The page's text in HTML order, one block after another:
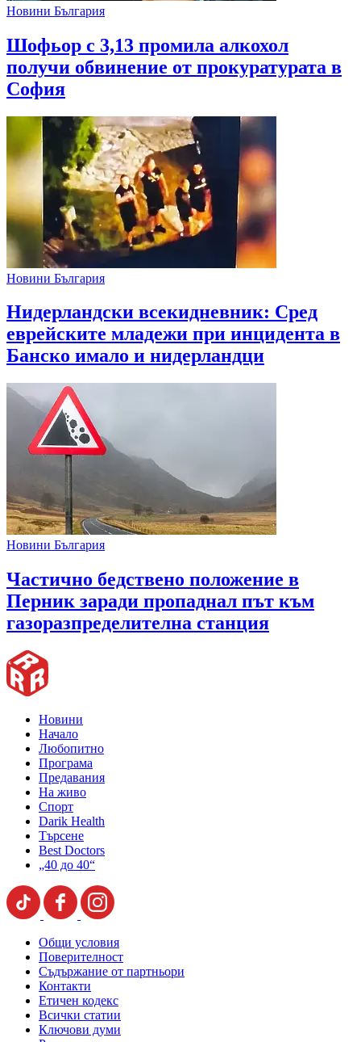
Новини България
Шофьор с 3,13 промила алкохол
получи обвинение от прокуратурата в
София
Новини България
Нидерландски всекидневник: Сред
еврейските младежи при инцидента в
Банско имало и нидерландци
Новини България
Частично бедствено положение в
Перник заради пропаднал път към
газоразпределителна станция
Новини
Начало
Любопитно
Програма
Предавания
На живо
Спорт
Darik Health
Търсене
Best Doctors
„40 до 40“
Общи условия
Поверителност
Съдържание от партньори
Контакти
Етичен кодекс
Всички статии
Ключови думи